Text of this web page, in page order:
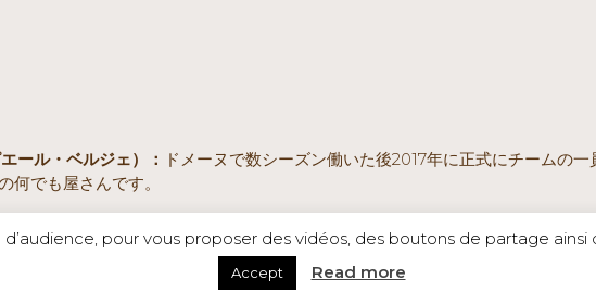
ル・ベルジェ）： ドメーヌで数シーズン働いた後2017年に正式にチームの
何でも屋さんです。
pour vous proposer des vidéos, des boutons de partage
Accept Read more